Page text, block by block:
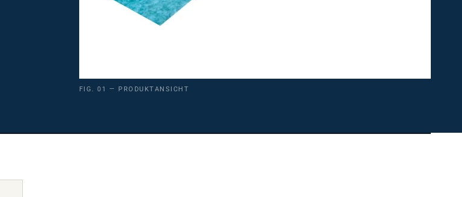
FIG. 01 — PRODUKTANSICHT